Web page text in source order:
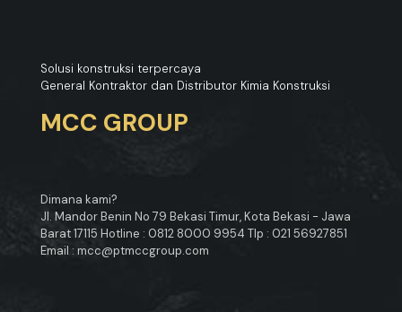
Solusi konstruksi terpercaya
General Kontraktor dan Distributor Kimia Konstruksi
MCC GROUP
Dimana kami?
Jl. Mandor Benin No 79 Bekasi Timur, Kota Bekasi - Jawa
Barat 17115 Hotline : 0812 8000 9954 Tlp : 021 56927851
Email : mcc@ptmccgroup.com